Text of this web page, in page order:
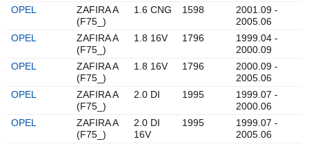
OPEL
ZAFIRA A
(F75_)
1.6 CNG 1598
2001.09 -
2005.06
OPEL
ZAFIRA A
(F75_)
1.8 16V 1796
1999.04 -
2000.09
OPEL
ZAFIRA A
(F75_)
1.8 16V 1796
2000.09 -
2005.06
OPEL
ZAFIRA A
(F75_)
2.0 DI 1995
1999.07 -
2000.06
OPEL
ZAFIRA A
(F75_)
2.0 DI
16V
1995
1999.07 -
2005.06